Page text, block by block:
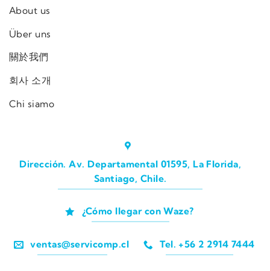
About us
Über uns
關於我們
회사 소개
Chi siamo
Dirección. Av. Departamental 01595, La Florida,
Santiago, Chile.
¿Cómo llegar con Waze?
ventas@servicomp.cl Tel. +56 2 2914 7444